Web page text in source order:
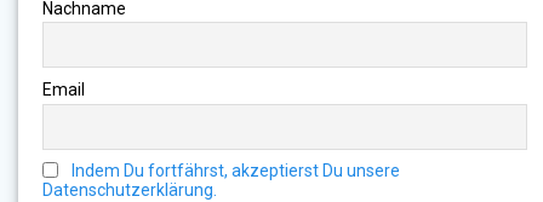
Nachname
Email
Indem Du fortfährst, akzeptierst Du unsere
Datenschutzerklärung.